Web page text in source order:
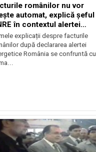
românilor nu vor
automat, explică șeful
în contextul alertei
explicații despre facturile
după declararea alertei
România se confruntă cu